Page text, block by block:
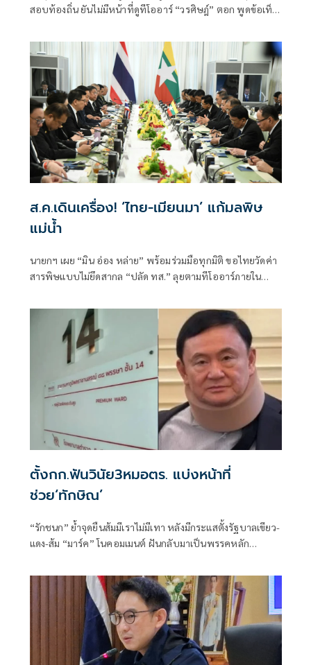
สอบท้องถิ่น ยันไม่มีหน้าที่ดูทีโออาร์ “วรศิษฎ์” ตอก พูดข้อเท็จ
ส.ค.เดินเครื่อง! ‘ไทย-เมียนมา’ แก้มลพิษ
แม่นํ้า
นายกฯ เผย “มิน อ่อง หล่าย” พร้อมร่วมมือทุกมิติ ขอไทยวัดค่า
สารพิษแบบไม่ยึดสากล “ปลัด ทส.” ลุยตามทีโออาร์ภายใน
การทูตไทยบนเวทีโลก
ตั้งกก.ฟันวินัย3หมอตร. แบ่งหน้าที่
ช่วย‘ทักษิณ’
“รักชนก” ย้ำจุดยืนส้มมีเราไม่มีเทา หลังมีกระแสตั้งรัฐบาลเขียว-
แดง-ส้ม “มาร์ค” โนคอมเมนต์ ฝันกลับมาเป็นพรรคหลัก